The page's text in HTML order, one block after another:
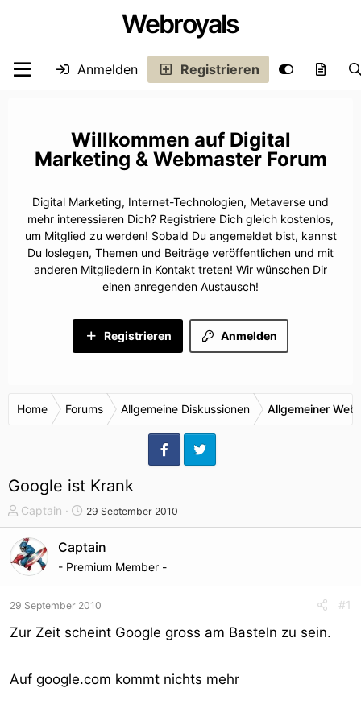
Webroyals
Anmelden Registrieren
Digital
Marketing & Webmaster Forum
Digital Marketing, Internet-Technologien, Metaverse und
mehr interessieren Dich? Registriere Dich gleich kostenlos,
um Mitglied zu werden! Sobald Du angemeldet bist, kannst
Du loslegen, Themen und Beiträge veröffentlichen und mit
anderen Mitgliedern in Kontakt treten! Wir wünschen Dir
einen anregenden Austausch!
Anmelden
Registrieren
Home Forums Allgemeine Diskussionen Allgemeiner
Google ist Krank
T
h
e
m
e
s
t
t
Captain
S
t
a
a
t
29 September 2010
Captain
- Premium Member -
29 September 2010 #1
Zur Zeit scheint Google gross am Basteln zu sein.
Auf google.com kommt nichts mehr